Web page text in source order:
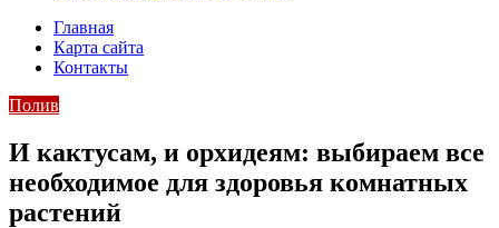
Главная
Карта сайта
Контакты
Полив
И кактусам, и орхидеям: выбираем все
необходимое для здоровья комнатных
растений